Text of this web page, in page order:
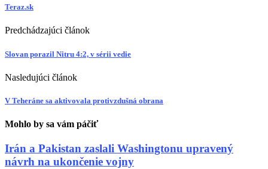
Teraz.sk
Predchádzajúci článok
Slovan porazil Nitru 4:2, v sérii vedie
Nasledujúci článok
V Teheráne sa aktivovala protivzdušná obrana
Mohlo by sa vám páčiť
Irán a Pakistan zaslali Washingtonu upravený
návrh na ukončenie vojny